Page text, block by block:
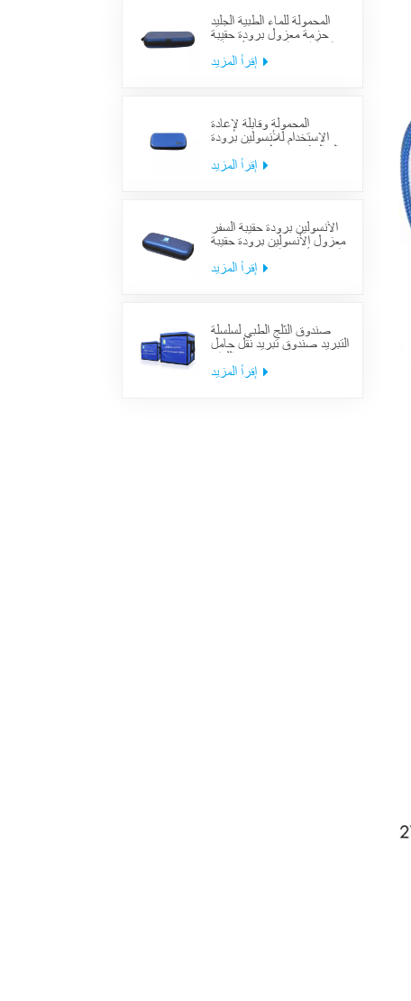
المحمولة للماء الطبية الجليد
حزمة معزول برودة حقيبة
حالة الطبية السكري الأنسولين
برودة حقيبة لوازم السفر
إقرأ المزيد
المحمولة وقابلة لإعادة
الاستخدام للأنسولين برودة
حالة السكري منظم حقيبة تبريد
السفر الطبي
إقرأ المزيد
الأنسولين برودة حقيبة السفر
معزول الأنسولين برودة حقيبة
السفر لأدوية السكري بارد مع
حزم هلام إقرأ المزيد
صندوق الثلج الطبي لسلسلة
التبريد صندوق تبريد نقل حامل
اللقاح
إقرأ المزيد